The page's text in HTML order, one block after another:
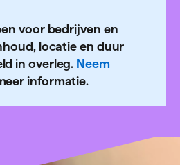
voor bedrijven en
locatie en duur
in overleg. Neem
informatie.